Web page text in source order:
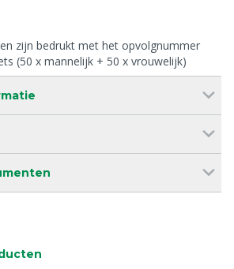
zijn bedrukt met het opvolgnummer
(50 x mannelijk + 50 x vrouwelijk)